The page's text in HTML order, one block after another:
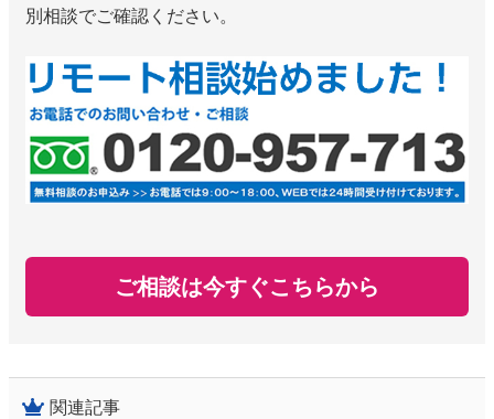
別相談でご確認ください。
ご相談は今すぐこちらから
関連記事